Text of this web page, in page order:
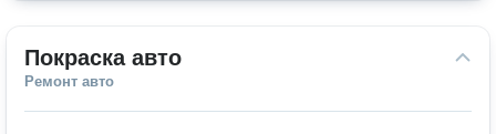
Покраска авто
Ремонт авто